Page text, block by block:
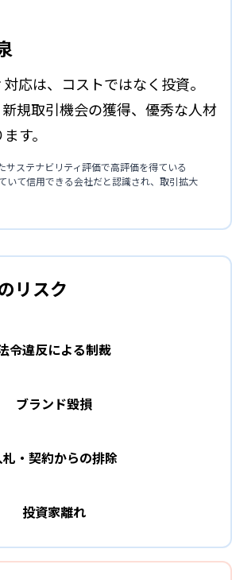
応は、コストではなく投資。
規取引機会の獲得、優秀な人材
す。
サステナビリティ評価で高評価を得ている
いて信用できる会社だと認識され、取引拡大
リスク
令違反による制裁
ブランド毀損
札・契約からの排除
投資家離れ